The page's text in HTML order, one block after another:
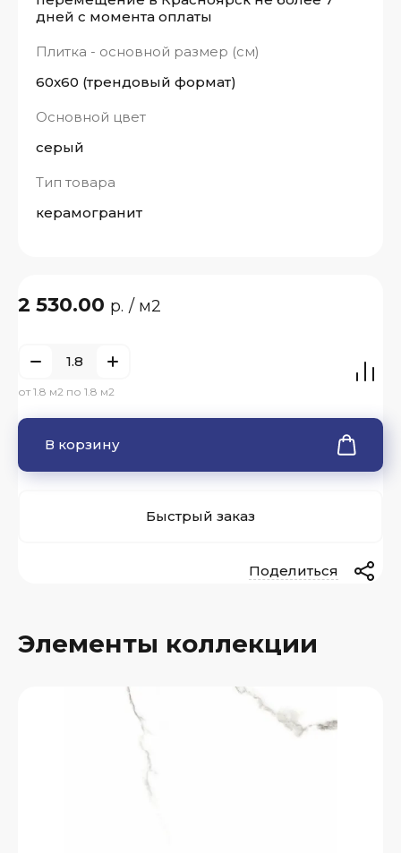
дней с момента оплаты
Плитка - основной размер (см)
60x60 (трендовый формат)
Основной цвет
серый
Тип товара
керамогранит
2 530.00 р. / м2
от 1.8 м2 по 1.8 м2
В корзину
Быстрый заказ
Поделиться
Элементы коллекции